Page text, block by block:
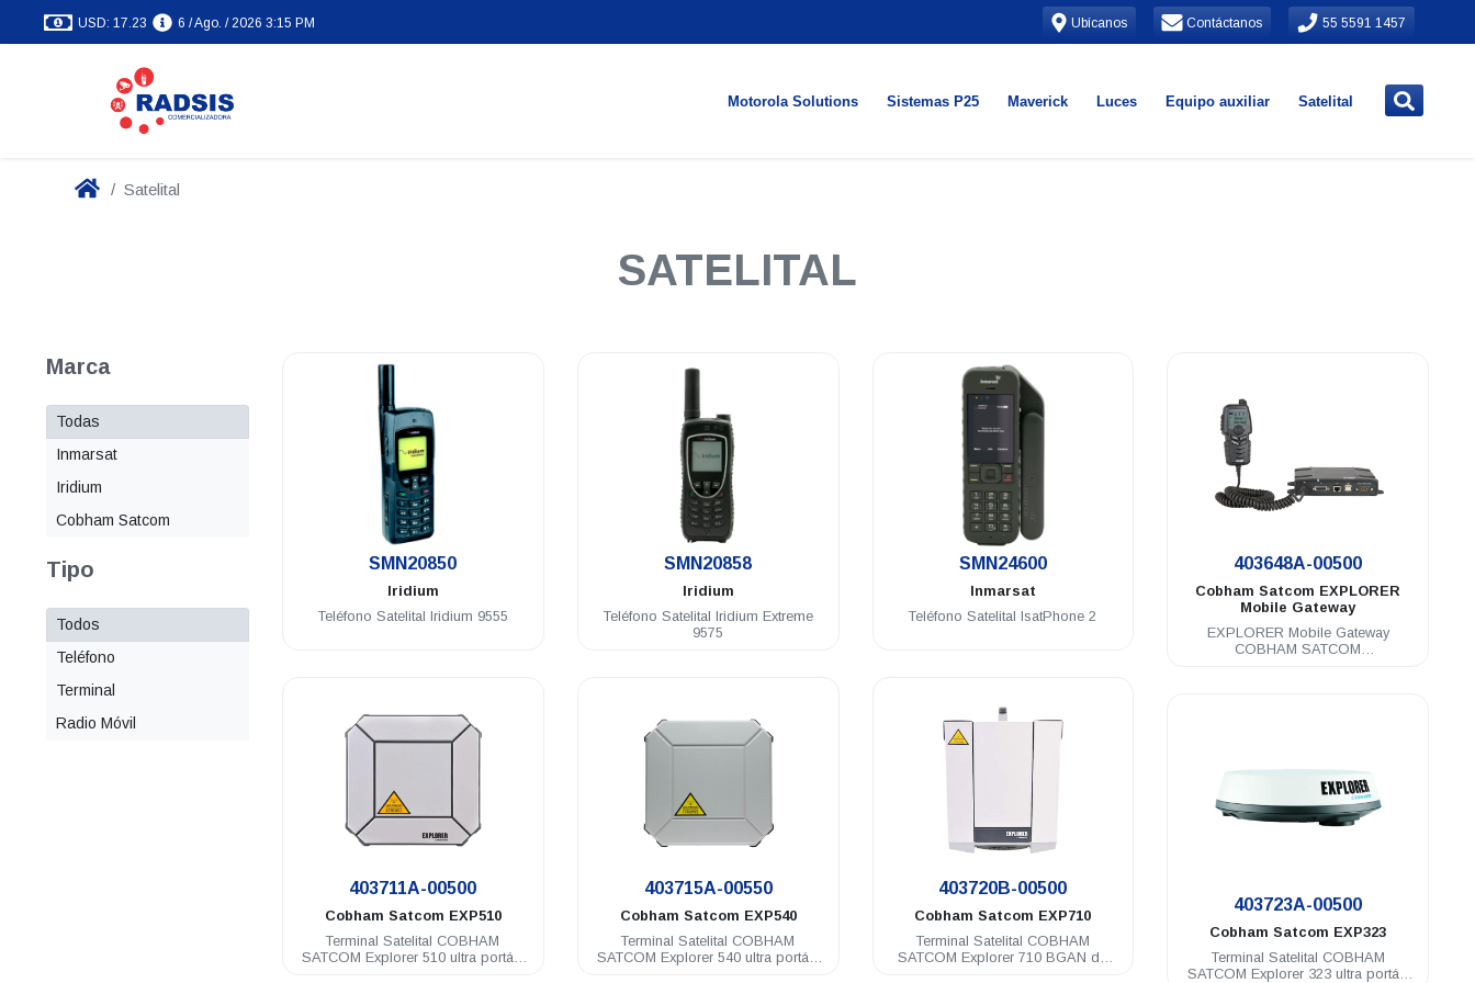
USD: 17.23 6 / Ago. / 2026 3:15 PM Ubícanos Contáctanos 55 5591 1457
Motorola Solutions Sistemas P25 Maverick Luces Equipo auxiliar Satelital
Satelital
SATELITAL
Marca
Todas
Inmarsat
Iridium
Cobham Satcom
Tipo
Todos
Teléfono
Terminal
Radio Móvil
.
SMN20850
Iridium
Teléfono Satelital Iridium 9555
.
SMN20858
Iridium
Teléfono Satelital Iridium Extreme
9575
.
SMN24600
Inmarsat
Teléfono Satelital IsatPhone 2
403648A-00500
Cobham Satcom EXPLORER
Mobile Gateway
EXPLORER Mobile Gateway
COBHAM SATCOM
403711A-00500
Cobham Satcom EXP510
Terminal Satelital COBHAM
SATCOM Explorer 510 ultra portátil
403715A-00550
Cobham Satcom EXP540
Terminal Satelital COBHAM
SATCOM Explorer 540 ultra portátil
403720B-00500
Cobham Satcom EXP710
Terminal Satelital COBHAM
SATCOM Explorer 710 BGAN de
403723A-00500
Cobham Satcom EXP323
Terminal Satelital COBHAM
SATCOM Explorer 323 ultra portátil